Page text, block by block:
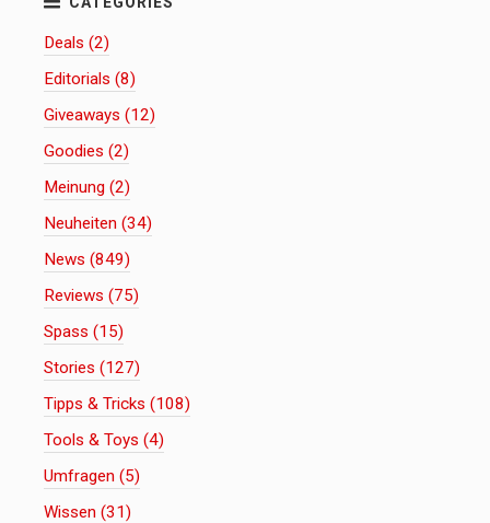
Deals (2)
Editorials (8)
Giveaways (12)
Goodies (2)
Meinung (2)
Neuheiten (34)
News (849)
Reviews (75)
Spass (15)
Stories (127)
Tipps & Tricks (108)
Tools & Toys (4)
Umfragen (5)
Wissen (31)